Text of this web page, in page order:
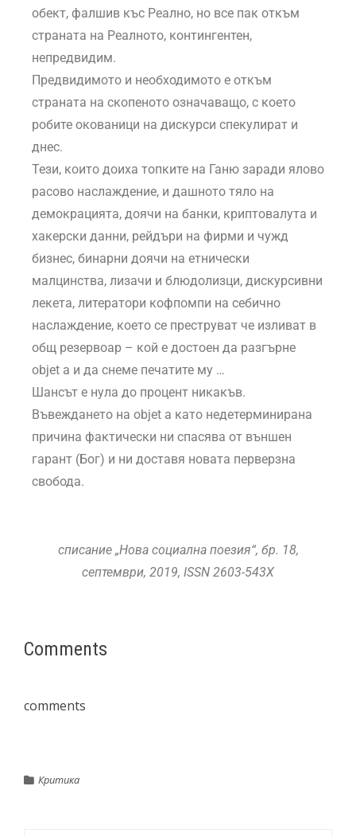
обект, фалшив къс Реално, но все пак откъм
страната на Реалното, контингентен,
непредвидим.
Предвидимото и необходимото е откъм
страната на скопеното означаващо, с което
робите окованици на дискурси спекулират и
днес.
Тези, които доиха топките на Ганю заради ялово
расово наслаждение, и дашното тяло на
демокрацията, доячи на банки, криптовалута и
хакерски данни, рейдъри на фирми и чужд
бизнес, бинарни доячи на етнически
малцинства, лизачи и блюдолизци, дискурсивни
лекета, литератори кофпомпи на себично
наслаждение, което се преструват че изливат в
общ резервоар – кой е достоен да разгърне
objet a и да снеме печатите му …
Шансът е нула до процент никакъв.
Въвеждането на objet a като недетерминирана
причина фактически ни спасява от външен
гарант (Бог) и ни доставя новата перверзна
свобода.
списание „Нова социална поезия“, бр. 18,
септември, 2019, ISSN 2603-543X
Comments
comments
Критика